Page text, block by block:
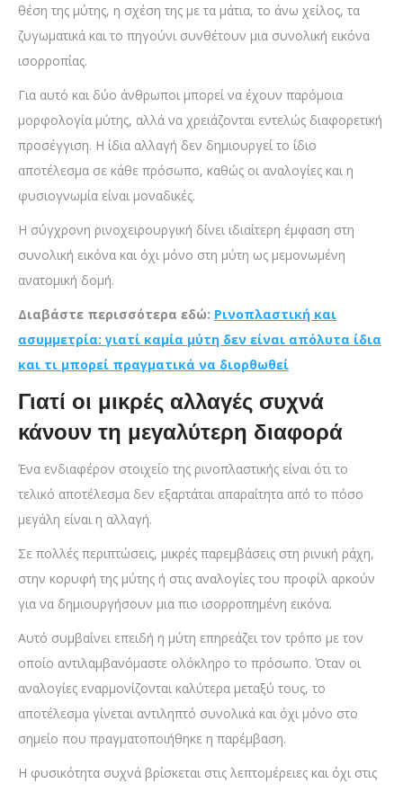
θέση της μύτης, η σχέση της με τα μάτια, το άνω χείλος, τα
ζυγωματικά και το πηγούνι συνθέτουν μια συνολική εικόνα
ισορροπίας.
Για αυτό και δύο άνθρωποι μπορεί να έχουν παρόμοια
μορφολογία μύτης, αλλά να χρειάζονται εντελώς διαφορετική
προσέγγιση. Η ίδια αλλαγή δεν δημιουργεί το ίδιο
αποτέλεσμα σε κάθε πρόσωπο, καθώς οι αναλογίες και η
φυσιογνωμία είναι μοναδικές.
Η σύγχρονη ρινοχειρουργική δίνει ιδιαίτερη έμφαση στη
συνολική εικόνα και όχι μόνο στη μύτη ως μεμονωμένη
ανατομική δομή.
Διαβάστε περισσότερα εδώ: Ρινοπλαστική και
ασυμμετρία: γιατί καμία μύτη δεν είναι απόλυτα ίδια
και τι μπορεί πραγματικά να διορθωθεί
Γιατί οι μικρές αλλαγές συχνά
κάνουν τη μεγαλύτερη διαφορά
Ένα ενδιαφέρον στοιχείο της ρινοπλαστικής είναι ότι το
τελικό αποτέλεσμα δεν εξαρτάται απαραίτητα από το πόσο
μεγάλη είναι η αλλαγή.
Σε πολλές περιπτώσεις, μικρές παρεμβάσεις στη ρινική ράχη,
στην κορυφή της μύτης ή στις αναλογίες του προφίλ αρκούν
για να δημιουργήσουν μια πιο ισορροπημένη εικόνα.
Αυτό συμβαίνει επειδή η μύτη επηρεάζει τον τρόπο με τον
οποίο αντιλαμβανόμαστε ολόκληρο το πρόσωπο. Όταν οι
αναλογίες εναρμονίζονται καλύτερα μεταξύ τους, το
αποτέλεσμα γίνεται αντιληπτό συνολικά και όχι μόνο στο
σημείο που πραγματοποιήθηκε η παρέμβαση.
Η φυσικότητα συχνά βρίσκεται στις λεπτομέρειες και όχι στις